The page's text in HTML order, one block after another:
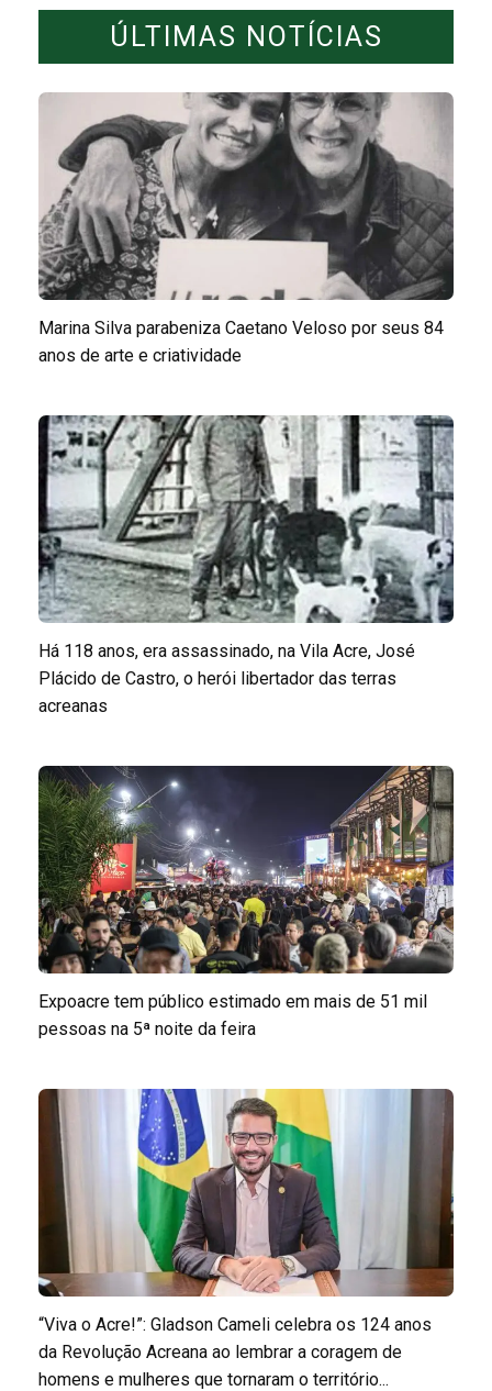
ÚLTIMAS NOTÍCIAS
Marina Silva parabeniza Caetano Veloso por seus 84
anos de arte e criatividade
Há 118 anos, era assassinado, na Vila Acre, José
Plácido de Castro, o herói libertador das terras
acreanas
Expoacre tem público estimado em mais de 51 mil
pessoas na 5ª noite da feira
“Viva o Acre!”: Gladson Cameli celebra os 124 anos
da Revolução Acreana ao lembrar a coragem de
homens e mulheres que tornaram o território...